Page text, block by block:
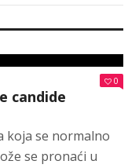
0
candide
koja se normalno
se pronaći u